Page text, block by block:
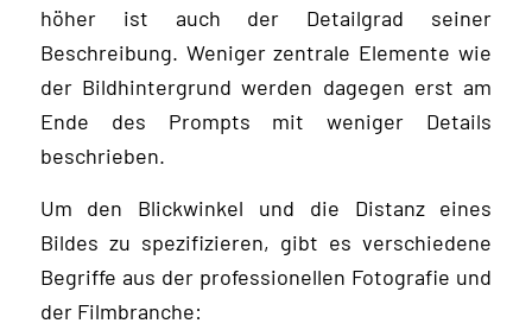
höher ist auch der Detailgrad seiner
Beschreibung. Weniger zentrale Elemente wie
der Bildhintergrund werden dagegen erst am
Ende des Prompts mit weniger Details
beschrieben.
Um den Blickwinkel und die Distanz eines
Bildes zu spezifizieren, gibt es verschiedene
Begriffe aus der professionellen Fotografie und
der Filmbranche: